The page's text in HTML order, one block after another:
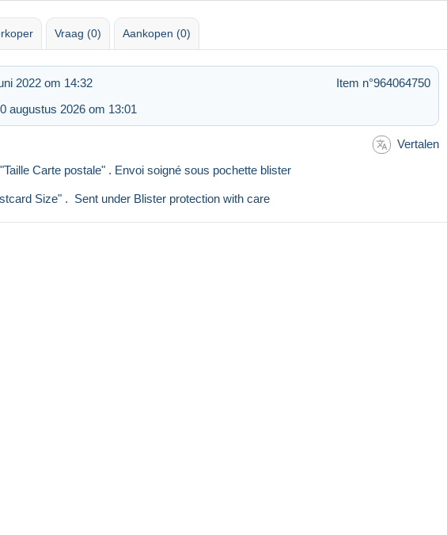
Vraag (0) Aankopen (0)
2022 om 14:32
Item n°964064750
augustus 2026 om 13:01
Vertalen
"Taille Carte postale" . Envoi soigné sous pochette blister
Size" . Sent under Blister protection with care